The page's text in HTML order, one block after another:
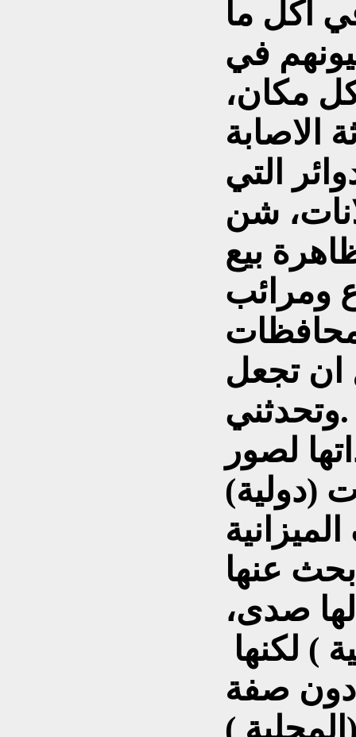
اكل ما
في
مكان،
الاصابة
التي
شن
بيع
ومرائب
ان تجعل
لصور
(دولية)
عنها
صدى،
) لكنها
صفة
)